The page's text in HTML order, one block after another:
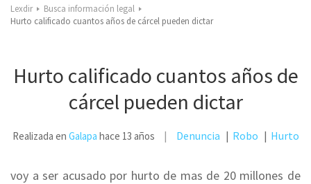
Lexdir
Busca información legal
Hurto calificado cuantos años de cárcel pueden dictar
Hurto calificado cuantos años de
cárcel pueden dictar
Realizada en Galapa hace 13 años Denuncia Robo Hurto
voy a ser acusado por hurto de mas de 20 millones de